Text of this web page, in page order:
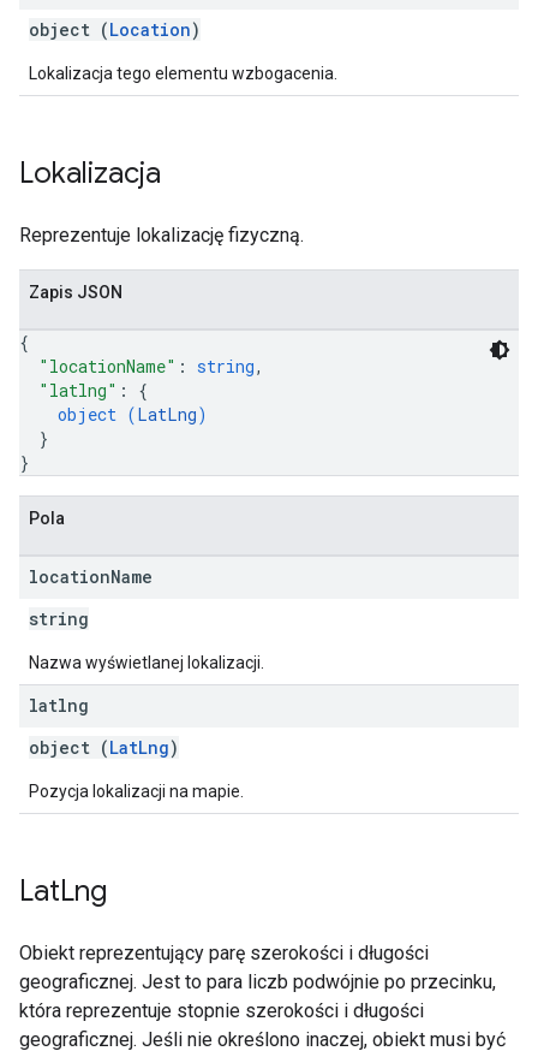
object (Location)
Lokalizacja tego elementu wzbogacenia.
Lokalizacja
Reprezentuje lokalizację fizyczną.
Zapis JSON
{
"locationName" : string,
"latlng" : {
object (LatLng)
}
}
Pola
locationName
string
Nazwa wyświetlanej lokalizacji.
latlng
object (LatLng)
Pozycja lokalizacji na mapie.
LatLng
Obiekt reprezentujący parę szerokości i długości
geograficznej. Jest to para liczb podwójnie po przecinku,
która reprezentuje stopnie szerokości i długości
geograficznej. Jeśli nie określono inaczej, obiekt musi być